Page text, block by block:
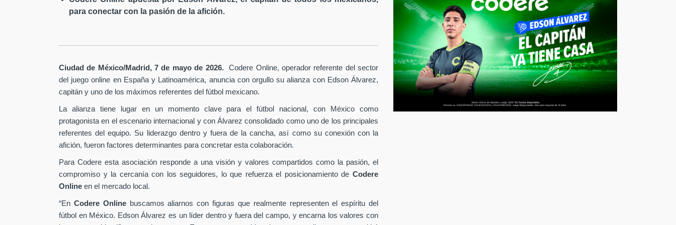
para conectar con la pasión de la afición.
Ciudad de México/Madrid, 7 de mayo de 2026.Codere Online, operador referente del sector
del juego online en España y Latinoamérica, anuncia con orgullo su alianza con Edson Álvarez,
capitán y uno de los máximos referentes del fútbol mexicano.
La alianza tiene lugar en un momento clave para el fútbol nacional, con México como
protagonista en el escenario internacional y con Álvarez consolidado como uno de los principales
referentes del equipo. Su liderazgo dentro y fuera de la cancha, así como su conexión con la
afición, fueron factores determinantes para concretar esta colaboración.
Para Codere esta asociación responde a una visión y valores compartidos como la pasión, el
compromiso y la cercanía con los seguidores, lo que refuerza el posicionamiento de Codere
Online en el mercado local.
“En Codere Onlinebuscamos aliarnos con figuras que realmente representen el espíritu del
fútbol en México. Edson Álvarez es un líder dentro y fuera del campo, y encarna los valores con